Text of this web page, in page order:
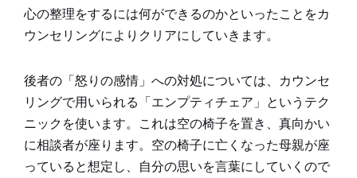
心の整理をするには何ができるのかといったことをカ
ウンセリングによりクリアにしていきます。
後者の「怒りの感情」への対処については、カウンセ
リングで用いられる「エンプティチェア」というテク
ニックを使います。これは空の椅子を置き、真向かい
に相談者が座ります。空の椅子に亡くなった母親が座
っていると想定し、自分の思いを言葉にしていくので